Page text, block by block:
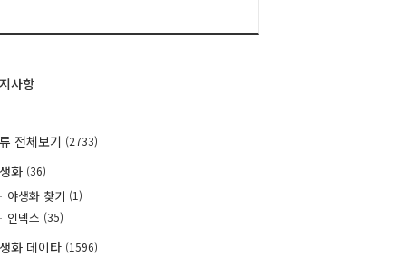
사항
전체보기 (2733)
화 (36)
야생화 찾기 (1)
인덱스 (35)
화 데이타 (1596)